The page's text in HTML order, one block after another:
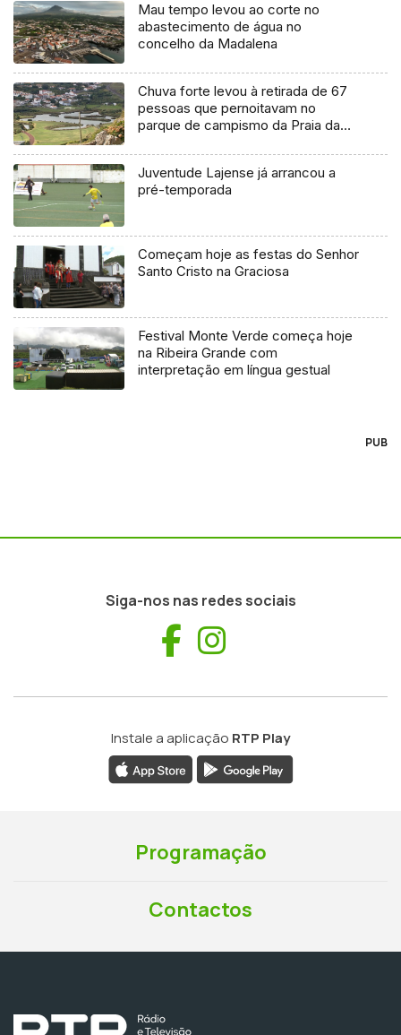
Mau tempo levou ao corte no
abastecimento de água no
concelho da Madalena
Chuva forte levou à retirada de 67
pessoas que pernoitavam no
parque de campismo da Praia da
Juventude Lajense já arrancou a
pré-temporada
Começam hoje as festas do Senhor
Santo Cristo na Graciosa
Festival Monte Verde começa hoje
na Ribeira Grande com
interpretação em língua gestual
PUB
Siga-nos nas redes sociais
Facebook
Instale a aplicação RTP Play
Programação
Contactos